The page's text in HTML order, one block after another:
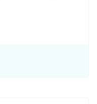
Lapset ja nuoret